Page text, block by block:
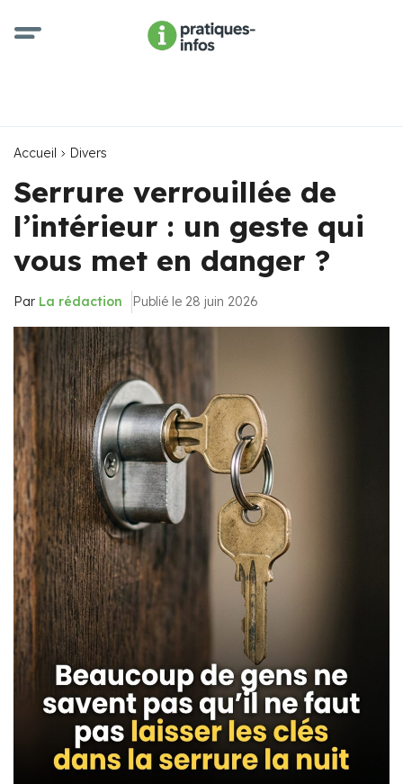
Accueil Divers
Serrure verrouillée de
l’intérieur : un geste qui
vous met en danger ?
Par La rédaction Publié le 28 juin 2026